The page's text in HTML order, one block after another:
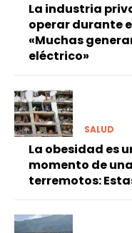
La industria
operar durante
«Muchas
eléctrico»
SALUD
La obesidad es
momento de
terremotos: